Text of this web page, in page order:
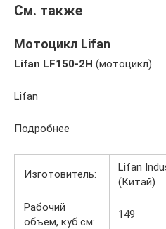
См. также
Мотоцикл Lifan
Lifan LF150-2H (мотоцикл)
Lifan
Подробнее
Изготовитель:
Lifan
(Китай)
Рабочий
объем, куб.см:
149